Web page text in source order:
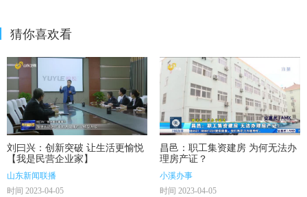
猜你喜欢看
刘曰兴：创新突破 让生活更愉悦
【我是民营企业家】
山东新闻联播
时间 2023-04-05
昌邑：职工集资建房 为何无法办
理房产证？
小溪办事
时间 2023-04-05